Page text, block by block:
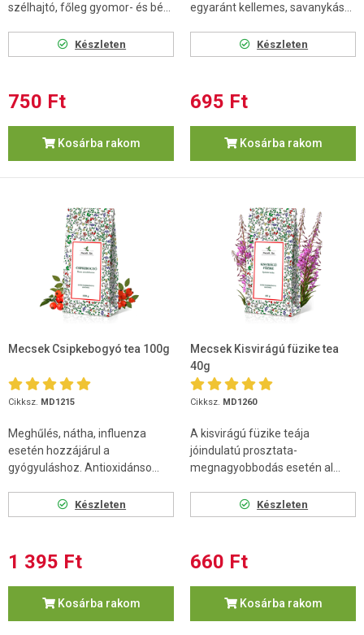
szélhajtó, főleg gyomor- és bé...
Készleten
750 Ft
Kosárba rakom
egyaránt kellemes, savanykás...
Készleten
695 Ft
Kosárba rakom
Mecsek Csipkebogyó tea 100g
Cikksz. MD1215
Meghűlés, nátha, influenza
esetén hozzájárul a
gyógyuláshoz. Antioxidánso...
Készleten
1 395 Ft
Kosárba rakom
Mecsek Kisvirágú füzike tea
40g
Cikksz. MD1260
A kisvirágú füzike teája
jóindulatú prosztata-
megnagyobbodás esetén al...
Készleten
660 Ft
Kosárba rakom